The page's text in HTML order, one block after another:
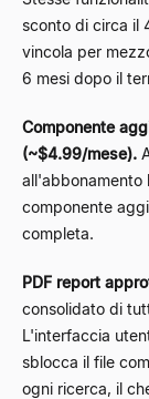
sconto di circa il
vincola per
6 mesi dopo il
Componente
(~$4.99/mese).
all'abbonamento
componente
completa.
PDF report
consolidato di
L'interfaccia
sblocca il file
ogni ricerca, il